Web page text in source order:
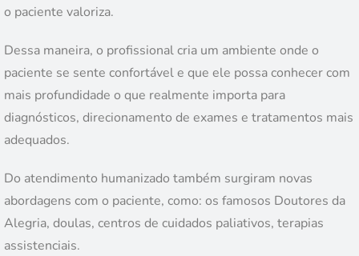
o paciente valoriza.
Dessa maneira, o profissional cria um ambiente onde o
paciente se sente confortável e que ele possa conhecer com
mais profundidade o que realmente importa para
diagnósticos, direcionamento de exames e tratamentos mais
adequados.
Do atendimento humanizado também surgiram novas
abordagens com o paciente, como: os famosos Doutores da
Alegria, doulas, centros de cuidados paliativos, terapias
assistenciais.